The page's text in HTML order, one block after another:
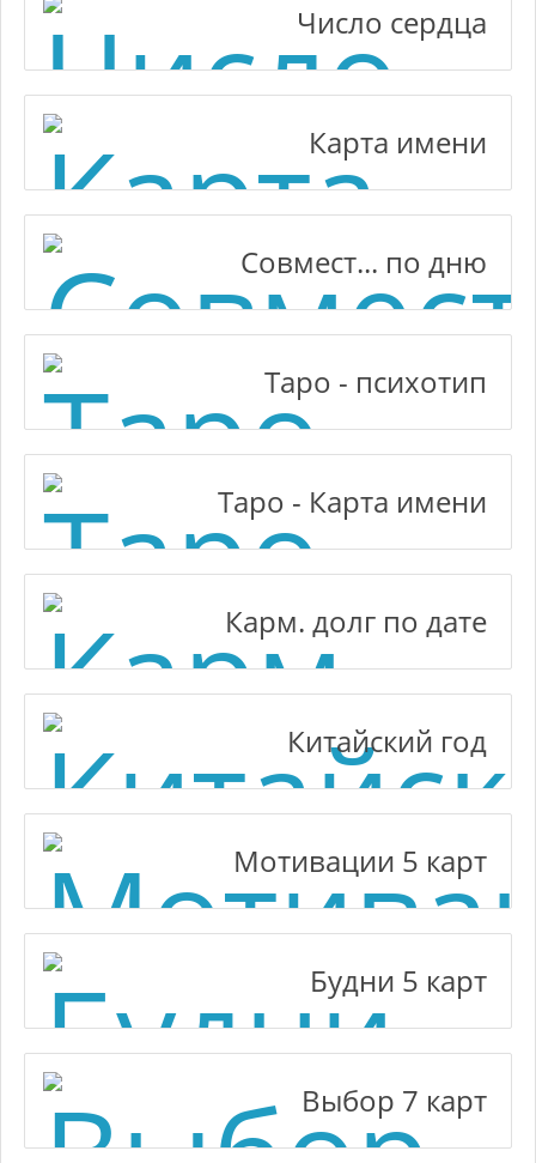
Число сердца
Карта имени
Совмест... по дню
Таро - психотип
Таро - Карта имени
Карм. долг по дате
Китайский год
Мотивации 5 карт
Будни 5 карт
Выбор 7 карт